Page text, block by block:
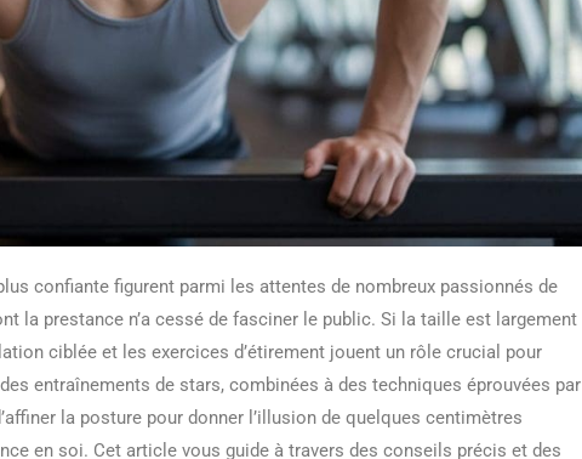
confiante figurent parmi les attentes de nombreux passionnés de
la prestance n’a cessé de fasciner le public. Si la taille est largement
ciblée et les exercices d’étirement jouent un rôle crucial pour
entraînements de stars, combinées à des techniques éprouvées par
la posture pour donner l’illusion de quelques centimètres
en soi. Cet article vous guide à travers des conseils précis et des